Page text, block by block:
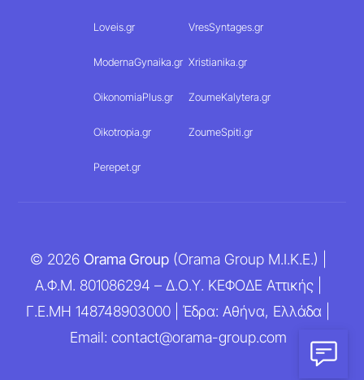
Loveis.gr VresSyntages.gr
ModernaGynaika.gr Xristianika.gr
OikonomiaPlus.gr ZoumeKalytera.gr
Oikotropia.gr ZoumeSpiti.gr
Perepet.gr
© 2026 Orama Group(Orama Group Μ.Ι.Κ.Ε.) |
Α.Φ.Μ. 801086294 – Δ.Ο.Υ. ΚΕΦΟΔΕ Αττικής |
Γ.Ε.ΜΗ 148748903000 | Έδρα: Αθήνα, Ελλάδα |
Email: contact@orama-group.com